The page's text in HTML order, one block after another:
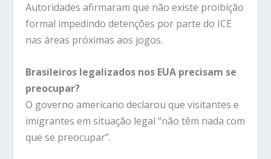
Autoridades afirmaram que não existe proibição
formal impedindo detenções por parte do ICE
nas áreas próximas aos jogos.
Brasileiros legalizados nos EUA precisam se
preocupar?
O governo americano declarou que visitantes e
imigrantes em situação legal “não têm nada com
que se preocupar”.